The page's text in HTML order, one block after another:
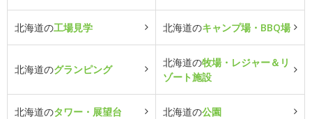
北海道の工場見学 北海道のキャンプ場・BBQ場
北海道のグランピング
北海道の牧場・レジャー＆リ
ゾート施設
北海道のタワー・展望台 北海道の公園